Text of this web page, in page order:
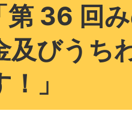
36 回
及びうち
」